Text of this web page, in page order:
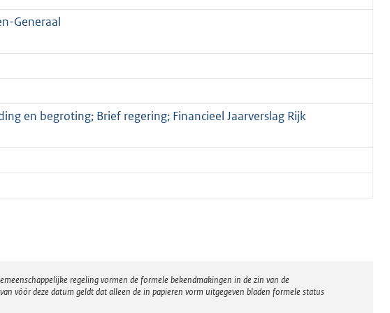
Generaal
en begroting; Brief regering; Financieel Jaarverslag Rijk
regeling vormen de formele bekendmakingen in de zin van de
vóór deze datum geldt dat alleen de in papieren vorm uitgegeven bladen formele status